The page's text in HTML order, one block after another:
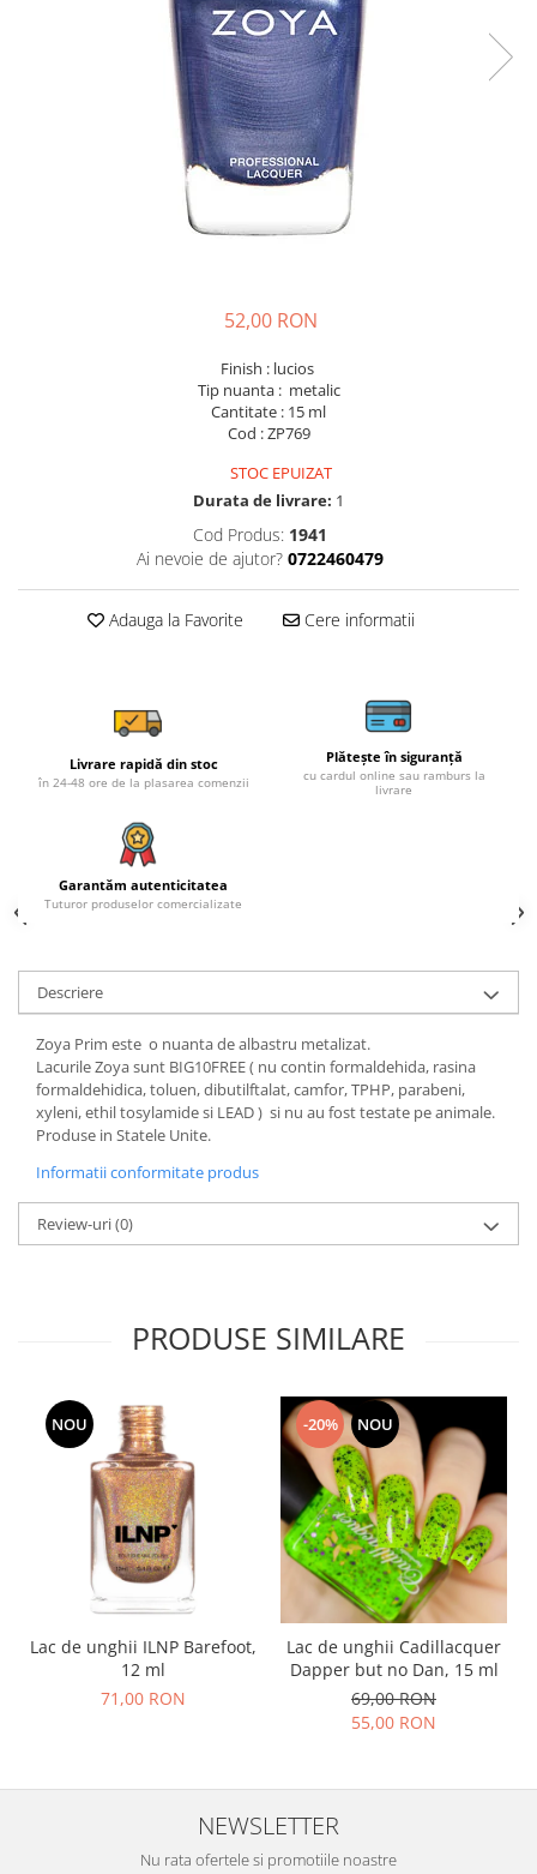
52,00 RON
Finish : lucios
Tip nuanta : metalic
Cantitate : 15 ml
Cod : ZP769
STOC EPUIZAT
Durata de livrare: 1
Cod Produs: 1941
Ai nevoie de ajutor? 0722460479
Adauga la Favorite Cere informatii
Livrare rapidă din stoc
în 24-48 ore de la plasarea comenzii
Plătește în siguranță
cu cardul online sau ramburs la
livrare
Garantăm autenticitatea
Tuturor produselor comercializate
Descriere
Zoya Prim este o nuanta de albastru metalizat.
Lacurile Zoya sunt BIG10FREE ( nu contin formaldehida, rasina
formaldehidica, toluen, dibutilftalat, camfor, TPHP, parabeni,
xyleni, ethil tosylamide si LEAD ) si nu au fost testate pe animale.
Produse in Statele Unite.
Informatii conformitate produs
Review-uri(0)
PRODUSE SIMILARE
NOU
Lac de unghii ILNP Barefoot,
12 ml
71,00 RON
-20% NOU
Lac de unghii Cadillacquer
Dapper but no Dan, 15 ml
69,00 RON
55,00 RON
NEWSLETTER
Nu rata ofertele si promotiile noastre